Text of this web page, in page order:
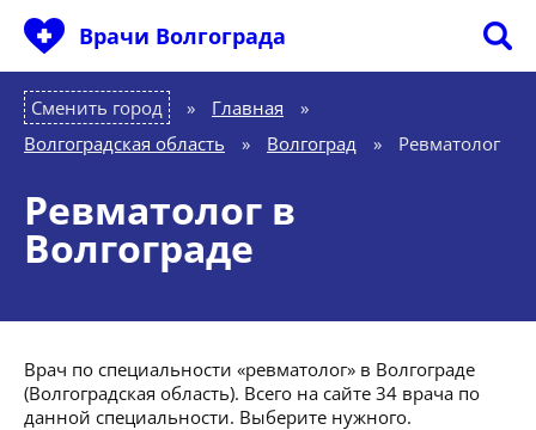
Врачи Волгограда
Сменить город Главная
»
Волгоградская область
» Волгоград » Ревматолог
Ревматолог в
Волгограде
Врач по специальности «ревматолог» в Волгограде
(Волгоградская область). Всего на сайте 34 врача по
данной специальности. Выберите нужного.